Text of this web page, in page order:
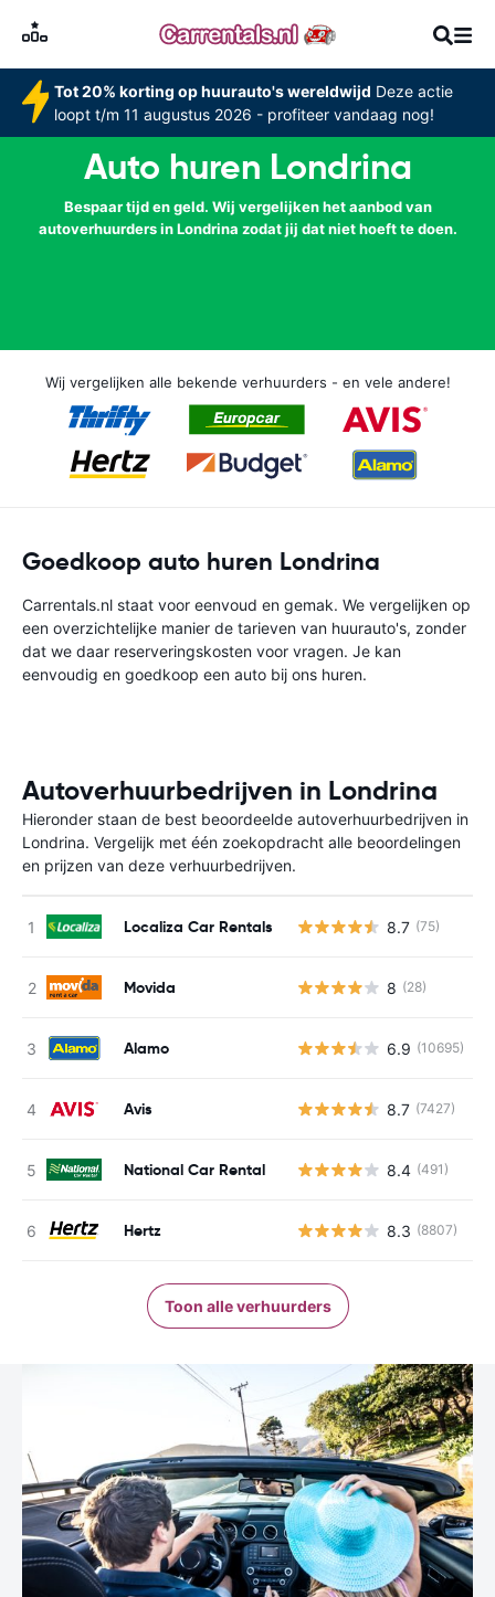
Tot 20% korting op huurauto's wereldwijd Deze actie
loopt t/m 11 augustus 2026 - profiteer vandaag nog!
Auto huren Londrina
Bespaar tijd en geld. Wij vergelijken het aanbod van
autoverhuurders in Londrina zodat jij dat niet hoeft te doen.
Wij vergelijken alle bekende verhuurders - en vele andere!
Goedkoop auto huren Londrina
Carrentals.nl staat voor eenvoud en gemak. We vergelijken op
een overzichtelijke manier de tarieven van huurauto's, zonder
dat we daar reserveringskosten voor vragen. Je kan
eenvoudig en goedkoop een auto bij ons huren.
Autoverhuurbedrijven in Londrina
Hieronder staan de best beoordeelde autoverhuurbedrijven in
Londrina. Vergelijk met één zoekopdracht alle beoordelingen
en prijzen van deze verhuurbedrijven.
Localiza Car Rentals 8.7 (75)
Movida 8 (28)
Alamo 6.9 (10695)
Avis 8.7 (7427)
National Car Rental 8.4 (491)
Hertz 8.3 (8807)
Toon alle verhuurders